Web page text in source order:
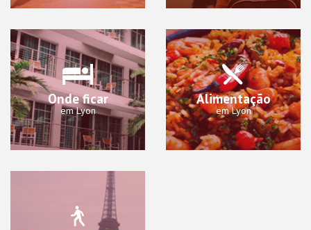
Onde ficar
em Lyon
Alimentação
em Lyon